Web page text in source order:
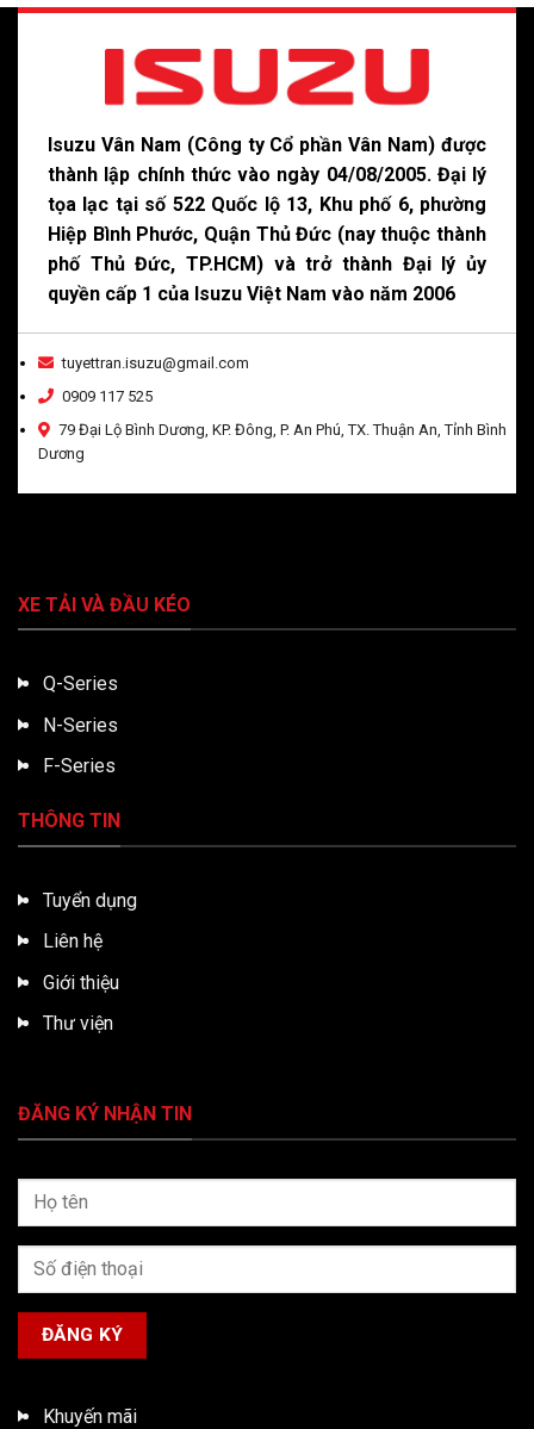
Isuzu Vân Nam (Công ty Cổ phần Vân Nam) được
thành lập chính thức vào ngày 04/08/2005. Đại lý
tọa lạc tại số 522 Quốc lộ 13, Khu phố 6, phường
Hiệp Bình Phước, Quận Thủ Đức (nay thuộc thành
phố Thủ Đức, TP.HCM) và trở thành Đại lý ủy
quyền cấp 1 của Isuzu Việt Nam vào năm 2006
tuyettran.isuzu@gmail.com
0909 117 525
79 Đại Lộ Bình Dương, KP. Đông, P. An Phú, TX. Thuận An, Tỉnh Bình
Dương
XE TẢI VÀ ĐẦU KÉO
Q-Series
N-Series
F-Series
THÔNG TIN
Tuyển dụng
Liên hệ
Giới thiệu
Thư viện
ĐĂNG KÝ NHẬN TIN
Khuyến mãi